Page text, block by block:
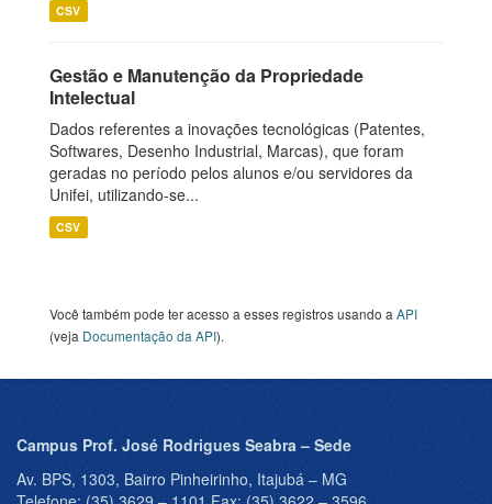
CSV
Gestão e Manutenção da Propriedade
Intelectual
Dados referentes a inovações tecnológicas (Patentes,
Softwares, Desenho Industrial, Marcas), que foram
geradas no período pelos alunos e/ou servidores da
Unifei, utilizando-se...
CSV
Você também pode ter acesso a esses registros usando a API
(veja Documentação da API).
Campus Prof. José Rodrigues Seabra – Sede
Av. BPS, 1303, Bairro Pinheirinho, Itajubá – MG